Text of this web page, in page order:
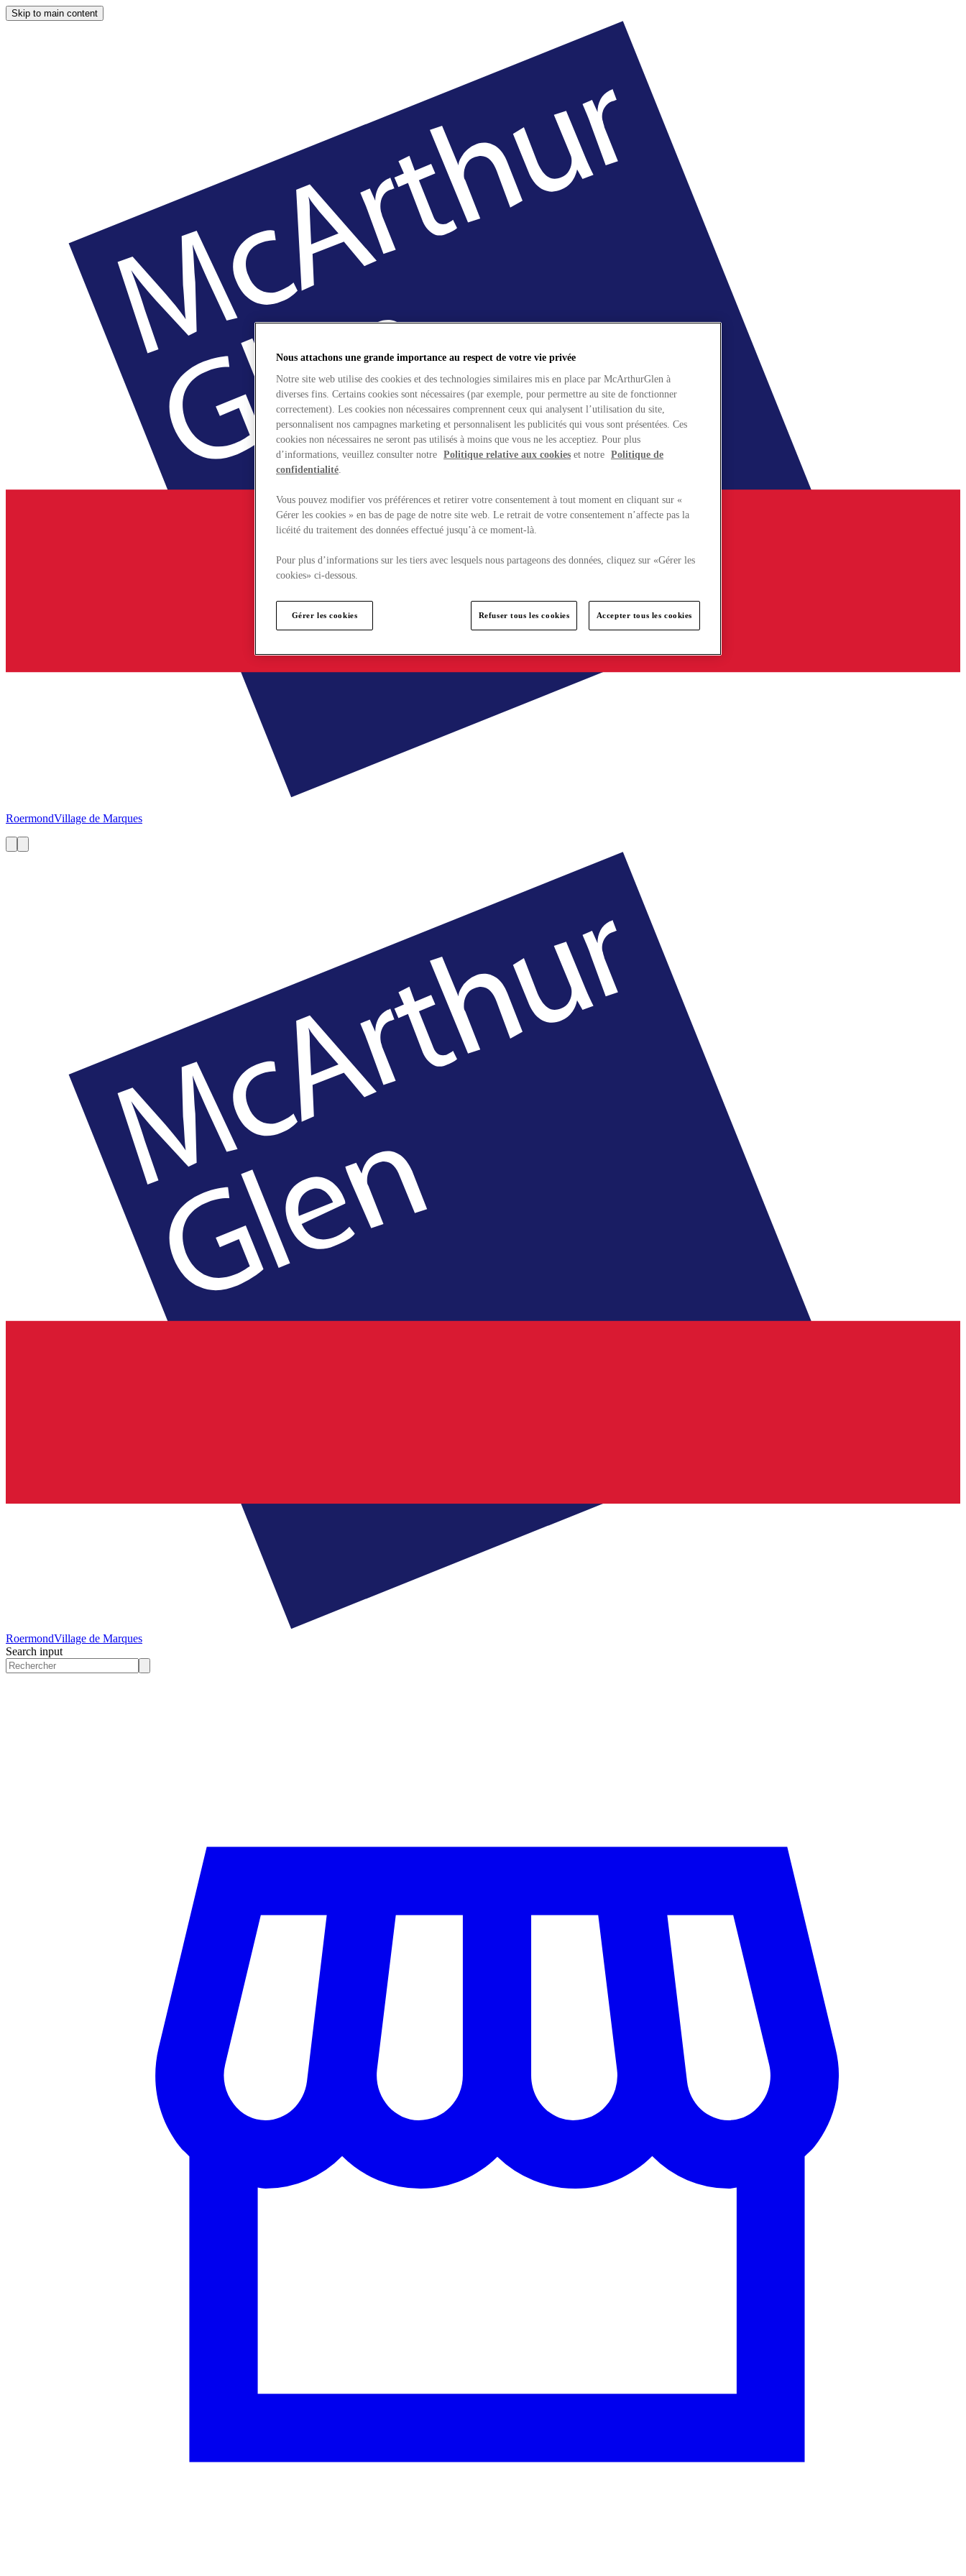
Skip to main content
RoermondVillage de Marques
RoermondVillage de Marques
Search input
Nous attachons une grande importance au respect de votre vie privée
Notre site web utilise des cookies et des technologies similaires mis en place par McArthurGlen à
diverses fins. Certains cookies sont nécessaires (par exemple, pour permettre au site de fonctionner
correctement). Les cookies non nécessaires comprennent ceux qui analysent l’utilisation du site,
personnalisent nos campagnes marketing et personnalisent les publicités qui vous sont présentées. Ces
cookies non nécessaires ne seront pas utilisés à moins que vous ne les acceptiez. Pour plus
d’informations, veuillez consulter notre Politique relative aux cookies et notre Politique de
confidentialité.
Vous pouvez modifier vos préférences et retirer votre consentement à tout moment en cliquant sur «
Gérer les cookies » en bas de page de notre site web. Le retrait de votre consentement n’affecte pas la
licéité du traitement des données effectué jusqu’à ce moment-là.
Pour plus d’informations sur les tiers avec lesquels nous partageons des données, cliquez sur «Gérer les
cookies» ci-dessous.
Gérer les cookies Refuser tous les cookies Accepter tous les cookies